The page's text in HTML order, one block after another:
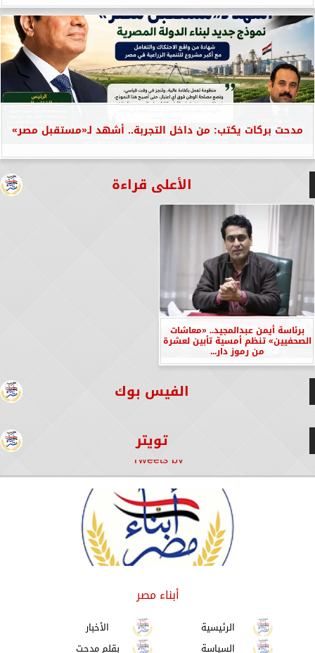
مدحت بركات يكتب: من داخل التجربة.. أشهد لـ«مستقبل مصر»
الأعلى قراءة
برئاسة أيمن عبدالمجيد.. «معاشات
الصحفيين» تنظم أمسية تأبين لعشرة
من رموز دار...
الفيس بوك
تويتر
Tweets by
أبناء مصر
الرئيسية
الأخبار
السياسة
بقلم مدحت